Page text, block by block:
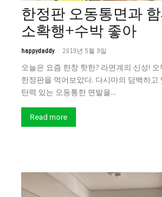
한정판 오동통면과
소확행+수박 좋아
happydaddy - 2019년 5월 9일
오늘은 요즘 한창 핫한? 라면계의 신성!
한정판을 먹어보았다. 다시마의 담백하고
탄력 있는 오동통한 면발을...
Read more